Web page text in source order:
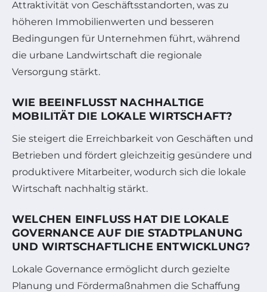
Attraktivität von Geschäftsstandorten, was zu
höheren Immobilienwerten und besseren
Bedingungen für Unternehmen führt, während
die urbane Landwirtschaft die regionale
Versorgung stärkt.
WIE BEEINFLUSST NACHHALTIGE
MOBILITÄT DIE LOKALE WIRTSCHAFT?
Sie steigert die Erreichbarkeit von Geschäften und
Betrieben und fördert gleichzeitig gesündere und
produktivere Mitarbeiter, wodurch sich die lokale
Wirtschaft nachhaltig stärkt.
WELCHEN EINFLUSS HAT DIE LOKALE
GOVERNANCE AUF DIE STADTPLANUNG
UND WIRTSCHAFTLICHE ENTWICKLUNG?
Lokale Governance ermöglicht durch gezielte
Planung und Fördermaßnahmen die Schaffung